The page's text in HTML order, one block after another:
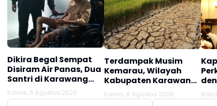
Dikira Begal Sempat
Disiram Air Panas, Dua
Santri di Karawang
Terluka Akibat Aksi
Oknum Linmas
Kamis, 6 Agustus 2026
Terdampak Musim
Kemarau, Wilayah
Kabupaten Karawang
Kekeringan Makin
Meluas
Kamis, 6 Agustus 2026